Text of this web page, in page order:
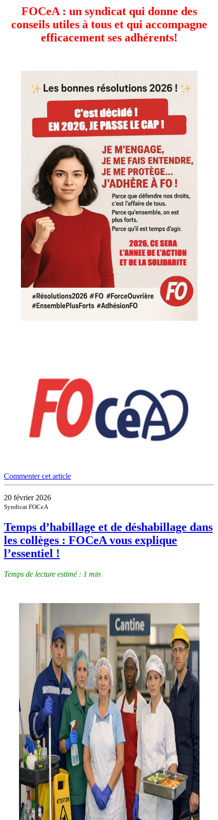
FOCeA : un syndicat qui donne des
conseils utiles à tous et qui accompagne
efficacement ses adhérents!
Commenter cet article
20 février 2026
Syndicat FOCeA
Temps d’habillage et de déshabillage dans
les collèges : FOCeA vous explique
l’essentiel !
Temps de lecture estimé : 1 min